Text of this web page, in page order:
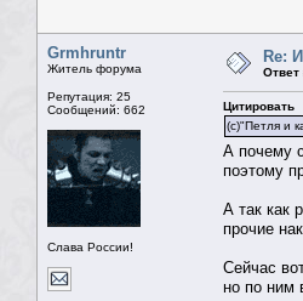
Grmhruntr
Житель форума
Репутация: 25
Сообщений: 662
Слава России!
Re:
Ответ
Цитировать
(с)"Петля и
А почему
поэтому
А так как
прочие
Сейчас
но по ним